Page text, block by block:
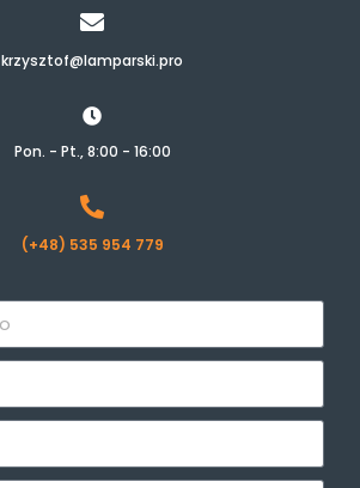
krzysztof@lamparski.pro
Pon. - Pt., 8:00 - 16:00
(+48) 535 954 779